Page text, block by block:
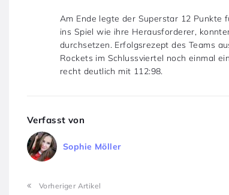
Am Ende legte der Superstar 12 Punkte
ins Spiel wie ihre Herausforderer,
durchsetzen. Erfolgsrezept des Teams
Rockets im Schlussviertel noch einmal
recht deutlich mit 112:98.
Verfasst von
Sophie Möller
Vorheriger Artikel